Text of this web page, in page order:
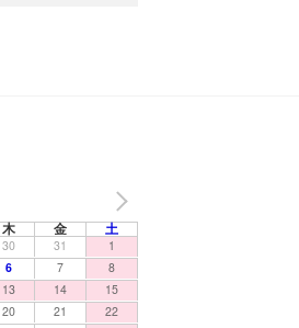
木 金 土
30 31
1
6 7
8
13 14
15
20 21
22